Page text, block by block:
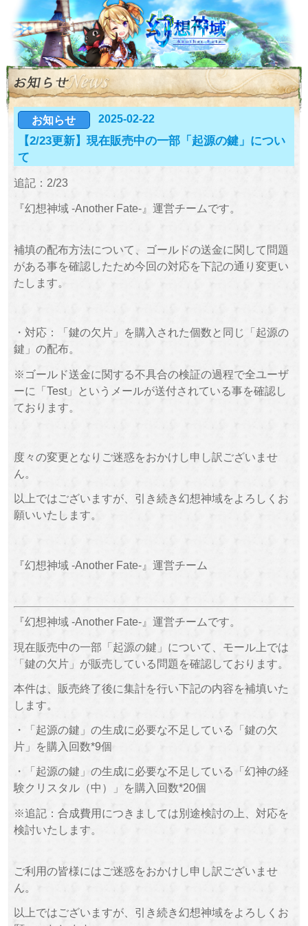
お知らせ 2025-02-22
【2/23更新】現在販売中の一部「起源の鍵」につい
て
追記：2/23
『幻想神域 -Another Fate-』運営チームです。
補填の配布方法について、ゴールドの送金に関して問題
がある事を確認したため今回の対応を下記の通り変更い
たします。
・対応：「鍵の欠片」を購入された個数と同じ「起源の
鍵」の配布。
※ゴールド送金に関する不具合の検証の過程で全ユーザ
ーに「Test」というメールが送付されている事を確認し
ております。
度々の変更となりご迷惑をおかけし申し訳ございませ
ん。
以上ではございますが、引き続き幻想神域をよろしくお
願いいたします。
『幻想神域 -Another Fate-』運営チーム
『幻想神域 -Another Fate-』運営チームです。
現在販売中の一部「起源の鍵」について、 モール上では
「鍵の欠片」が販売している問題を確認しております。
本件は、販売終了後に集計を行い下記の内容を補填いた
します。
・「起源の鍵」の生成に必要な不足している「鍵の欠
片」を購入回数*9個
・「起源の鍵」の生成に必要な不足している「幻神の経
験クリスタル（中）」を購入回数*20個
※追記：合成費用につきましては別途検討の上、対応を
検討いたします。
ご利用の皆様にはご迷惑をおかけし申し訳ございませ
ん。
以上ではございますが、引き続き幻想神域をよろしくお